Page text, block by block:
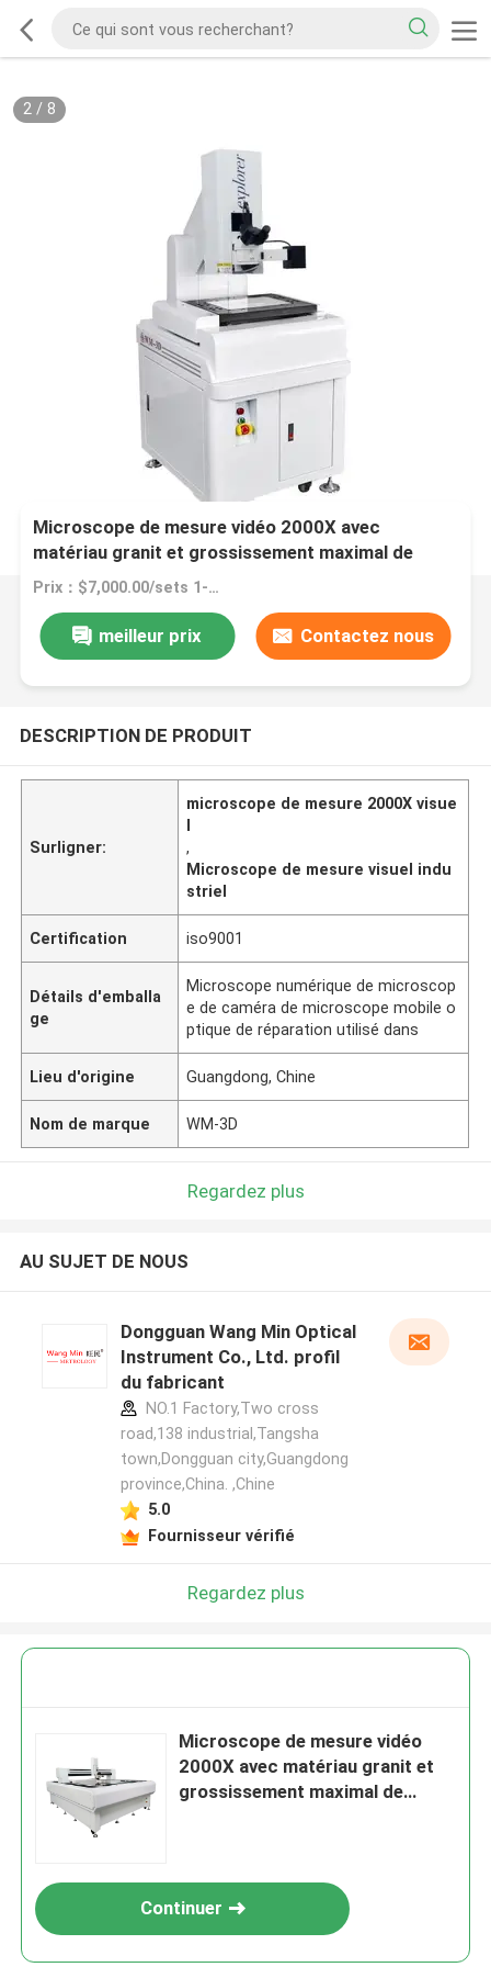
2/ 8
Microscope de mesure vidéo 2000X avec
matériau granit et grossissement maximal de
2800X pour les tests médicaux industriels
Prix：$7,000.00/sets 1-4 sets
meilleur prix Contactez nous
DESCRIPTION DE PRODUIT
Surligner:
microscope de mesure 2000X visue
l
,
Microscope de mesure visuel indu
striel
Certification iso9001
Détails d'emballa
ge
Microscope numérique de microscop
e de caméra de microscope mobile o
ptique de réparation utilisé dans
Lieu d'origine Guangdong, Chine
Nom de marque WM-3D
Regardez plus
AU SUJET DE NOUS
Dongguan Wang Min Optical
Instrument Co., Ltd. profil
du fabricant
NO.1 Factory,Two cross
road,138 industrial,Tangsha
town,Dongguan city,Guangdong
province,China. ,Chine
5.0
Fournisseur vérifié
Regardez plus
Microscope de mesure vidéo
2000X avec matériau granit et
grossissement maximal de
Continuer